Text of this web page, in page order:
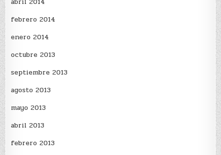
febrero 2014
enero 2014
octubre 2013
septiembre 2013
agosto 2013
mayo 2013
abril 2013
febrero 2013